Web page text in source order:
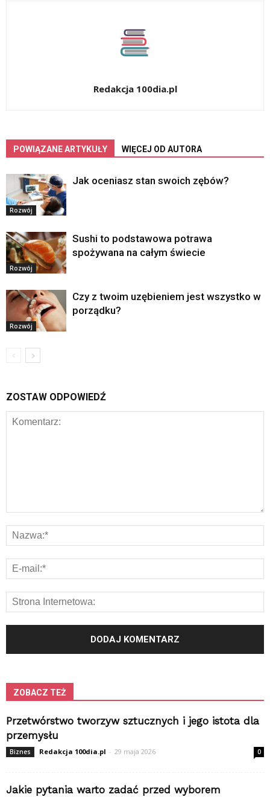
Redakcja 100dia.pl
POWIĄZANE ARTYKUŁY WIĘCEJ OD AUTORA
Rozwój
Jak oceniasz stan swoich zębów?
Rozwój
Sushi to podstawowa potrawa
spożywana na całym świecie
Rozwój
Czy z twoim uzębieniem jest wszystko w
porządku?
ZOSTAW ODPOWIEDŹ
ZOBACZ TEŻ
Przetwórstwo tworzyw sztucznych i jego istota dla
przemysłu
Biznes Redakcja 100dia.pl - 29 maja 2026 0
Jakie pytania warto zadać przed wyborem